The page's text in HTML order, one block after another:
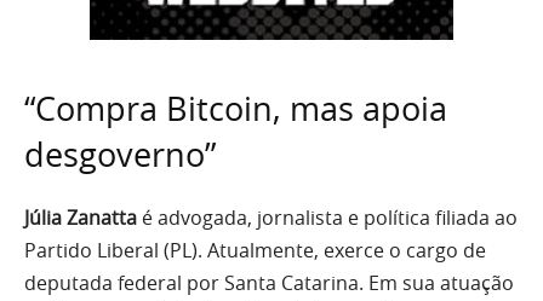
“Compra Bitcoin, mas apoia
desgoverno”
Júlia Zanatta é advogada, jornalista e política filiada ao
Partido Liberal (PL). Atualmente, exerce o cargo de
deputada federal por Santa Catarina. Em sua atuação